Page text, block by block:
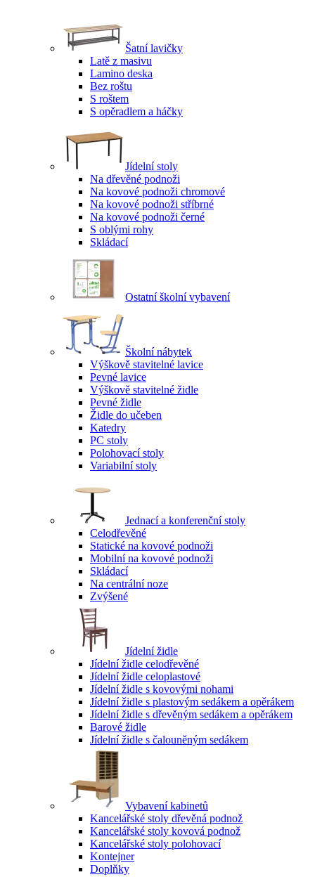
Šatní lavičky
Latě z masivu
Lamino deska
Bez roštu
S roštem
S opěradlem a háčky
Jídelní stoly
Na dřevěné podnoži
Na kovové podnoži chromové
Na kovové podnoži stříbrné
Na kovové podnoži černé
S oblými rohy
Skládací
Ostatní školní vybavení
Školní nábytek
Výškově stavitelné lavice
Pevné lavice
Výškově stavitelné židle
Pevné židle
Židle do učeben
Katedry
PC stoly
Polohovací stoly
Variabilní stoly
Jednací a konferenční stoly
Celodřevěné
Statické na kovové podnoži
Mobilní na kovové podnoži
Skládací
Na centrální noze
Zvýšené
Jídelní židle
Jídelní židle celodřevěné
Jídelní židle celoplastové
Jídelní židle s kovovými nohami
Jídelní židle s plastovým sedákem a opěrákem
Jídelní židle s dřevěným sedákem a opěrákem
Barové židle
Jídelní židle s čalouněným sedákem
Vybavení kabinetů
Kancelářské stoly dřevěná podnož
Kancelářské stoly kovová podnož
Kancelářské stoly polohovací
Kontejner
Doplňky